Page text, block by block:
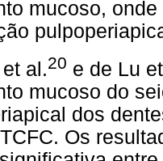
mucoso,
al.20 e de Lu
mucoso do
dos
Os